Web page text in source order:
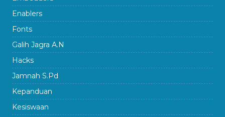
Enablers
Fonts
Galih Jagra A.N
Hacks
Jamnah S.Pd
Kepanduan
Kesiswaan